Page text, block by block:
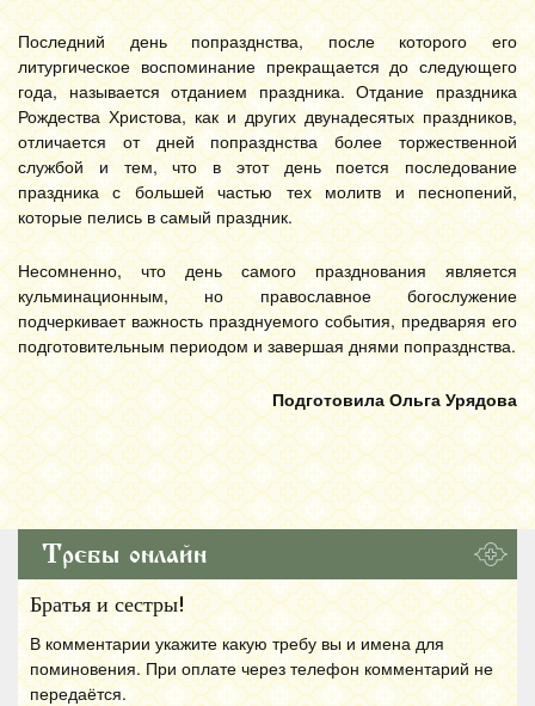
Последний день попразднства, после которого его
литургическое воспоминание прекращается до следующего
года, называется отданием праздника. Отдание праздника
Рождества Христова, как и других двунадесятых праздников,
отличается от дней попразднства более торжественной
службой и тем, что в этот день поется последование
праздника с большей частью тех молитв и песнопений,
которые пелись в самый праздник.
Несомненно, что день самого празднования является
кульминационным, но православное богослужение
подчеркивает важность празднуемого события, предваряя его
подготовительным периодом и завершая днями попразднства.
Подготовила Ольга Урядова
Требы онлайн
Братья и сестры!
В комментарии укажите какую требу вы и имена для
поминовения. При оплате через телефон комментарий не
передаётся.